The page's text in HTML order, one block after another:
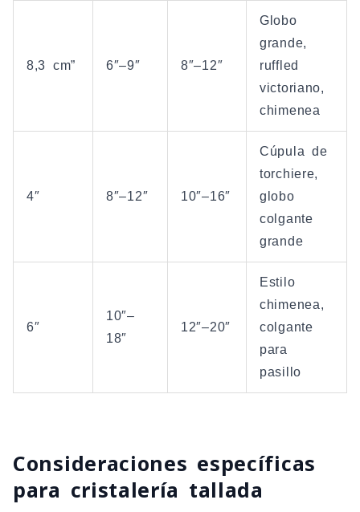
8,3 cm” 6″–9″ 8″–12″
Globo
grande,
ruffled
victoriano,
chimenea
4″ 8″–12″ 10″–16″
Cúpula de
torchiere,
globo
colgante
grande
6″
10″–
18″
12″–20″
Estilo
chimenea,
colgante
para
pasillo
Consideraciones específicas
para cristalería tallada